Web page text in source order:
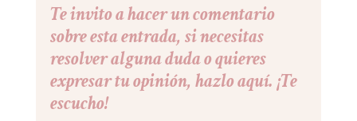
Te invito a hacer un comentario
sobre esta entrada, si necesitas
resolver alguna duda o quieres
expresar tu opinión, hazlo aquí. ¡Te
escucho!